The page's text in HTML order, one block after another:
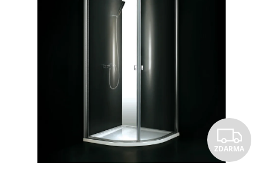
Z
D
ZDARMA